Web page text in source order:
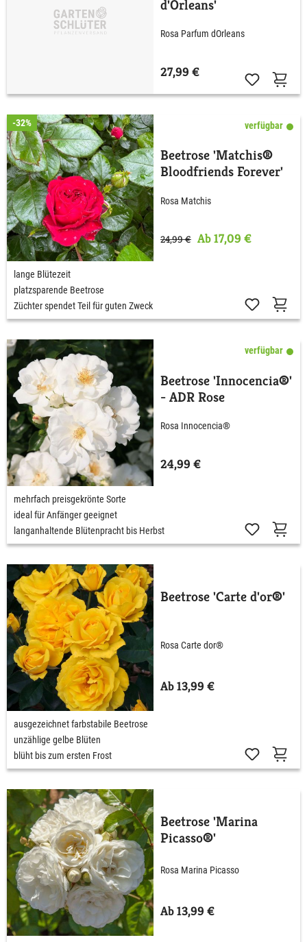
d'Orleans'
Rosa Parfum dOrleans
27,99 €
-32% verfügbar
Beetrose 'Matchis®
Bloodfriends Forever'
Rosa Matchis
24,99 € Ab 17,09 €
lange Blütezeit
platzsparende Beetrose
Züchter spendet Teil für guten Zweck
verfügbar
Beetrose 'Innocencia®'
- ADR Rose
Rosa Innocencia®
24,99 €
mehrfach preisgekrönte Sorte
ideal für Anfänger geeignet
langanhaltende Blütenpracht bis Herbst
Beetrose 'Carte d'or®'
Rosa Carte dor®
Ab 13,99 €
ausgezeichnet farbstabile Beetrose
unzählige gelbe Blüten
blüht bis zum ersten Frost
Beetrose 'Marina
Picasso®'
Rosa Marina Picasso
Ab 13,99 €